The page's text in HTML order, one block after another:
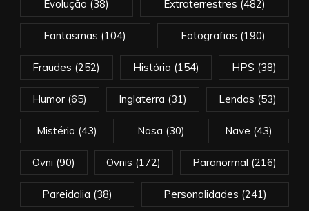
Evolução (38) Extraterrestres (482)
Fantasmas (104) Fotografias (190)
Fraudes (252) História (154) HPS (38)
Humor(65) Inglaterra (31) Lendas (53)
Mistério (43) Nasa (30) Nave (43)
Ovni (90) Ovnis (172) Paranormal (216)
Pareidolia (38) Personalidades (241)